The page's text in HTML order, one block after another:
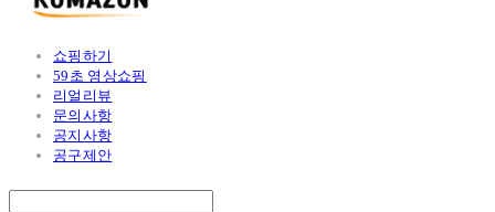
쇼핑하기
59초 영상쇼핑
리얼리뷰
문의사항
공지사항
공구제안